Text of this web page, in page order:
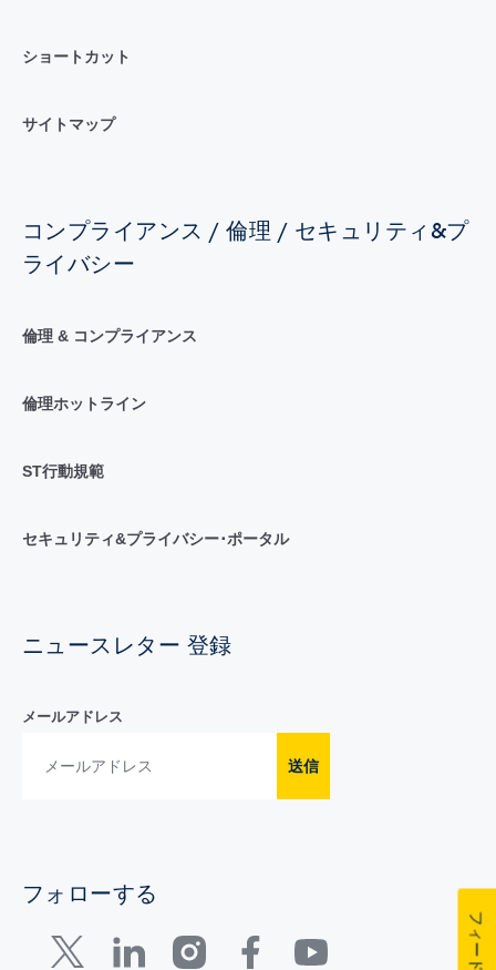
ショートカット
サイトマップ
コンプライアンス / 倫理 / セキュリティ&プ
ライバシー
倫理 & コンプライアンス
倫理ホットライン
ST行動規範
セキュリティ&プライバシー･ポータル
ニュースレター 登録
メールアドレス
送信
フォローする